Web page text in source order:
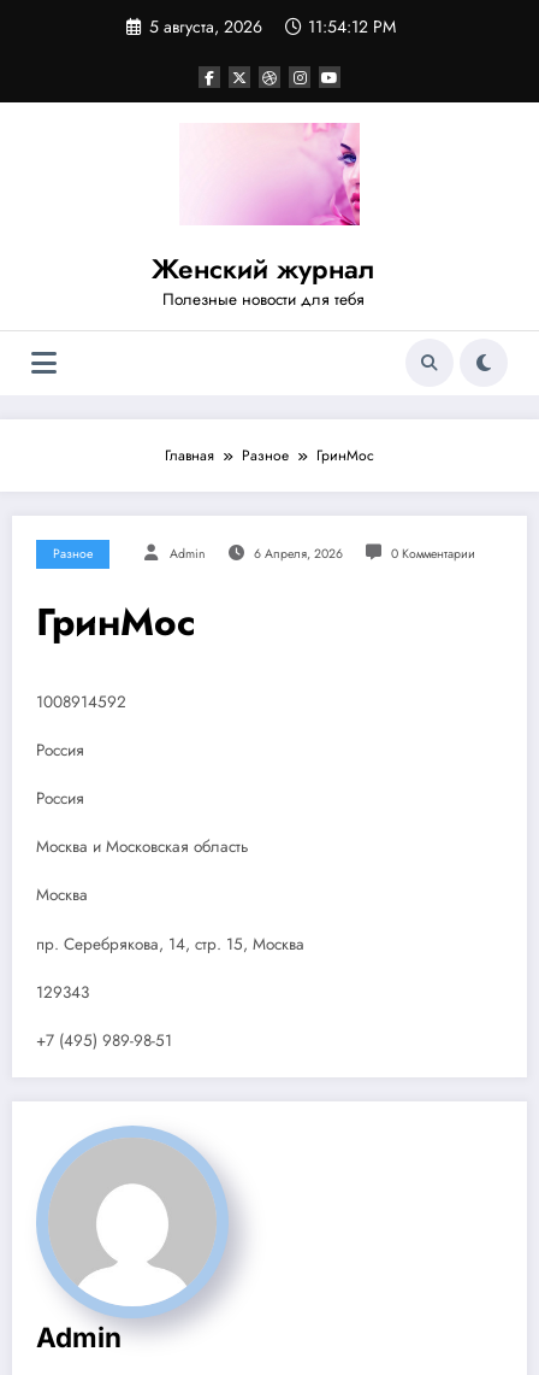
5 августа, 2026 11:54:13 PM
Женский журнал
Полезные новости для тебя
Главная Разное ГринМос
Разное Admin 6 Апреля, 2026 0 Комментарии
ГринМос
1008914592
Россия
Россия
Москва и Московская область
Москва
пр. Серебрякова, 14, стр. 15, Москва
129343
+7 (495) 989-98-51
Admin